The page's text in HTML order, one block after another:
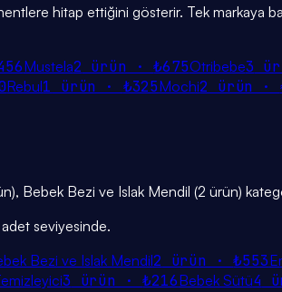
hitap ettiğini gösterir. Tek markaya
Mustela2 ürün ·₺675Otribebe3
Rebul1 ürün · ₺325Mochi2 ürün ·
Bebek Bezi ve Islak Mendil (2 ürün)
adet seviyesinde.
Bezi ve Islak Mendil2 ürün ·₺553
3 ürün ·₺216Bebek Sütü4